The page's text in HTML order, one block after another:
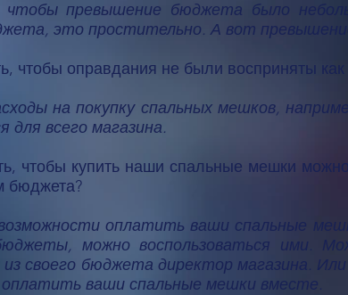
превышение бюджета было
это простительно. А вот
чтобы оправдания не были восприняты как
на покупку спальных мешков,
для всего магазина.
чтобы купить наши спальные мешки
бюджета?
оплатить ваши спальные
можно воспользоваться ими.
своего бюджета директор магазина.
ваши спальные мешки вместе.